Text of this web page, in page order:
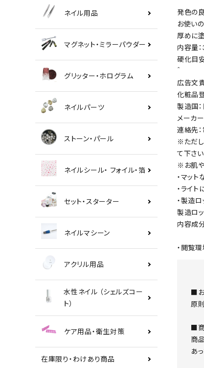
ネイル用品
マグネット・ミラーパウダー
グリッター・ホログラム
ネイルパーツ
ストーン・パール
ネイルシール・ フォイル・箔
セット・スターター
ネイルマシーン
アクリル用品
水性ネイル （シェルズコー
ト）
ケア用品・衛生対策
在庫限り・わけあり商品
発色の
お使い
厚めに
内容量
硬化目
＾
広告文
化粧品
製造国
メーカ
連絡先
※ただ
て下さい
※お肌や
・マッ
・ライ
・製造
製造ロ
内容成
・閲覧
■お
原
■商
商
あ